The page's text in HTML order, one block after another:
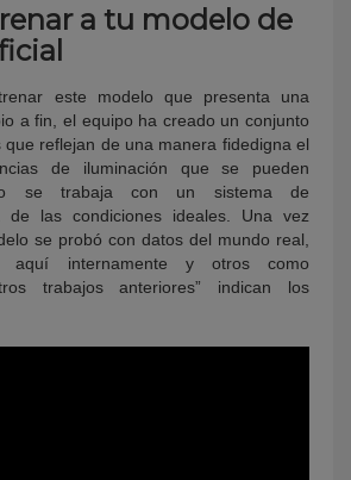
a tu modelo de
este modelo que presenta una
a fin, el equipo ha creado un conjunto
reflejan de una manera fidedigna el
de iluminación que se pueden
se trabaja con un sistema de
de las condiciones ideales. Una vez
se probó con datos del mundo real,
aquí internamente y otros como
trabajos anteriores” indican los